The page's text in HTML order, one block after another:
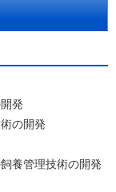
発
の開発
養管理技術の開発